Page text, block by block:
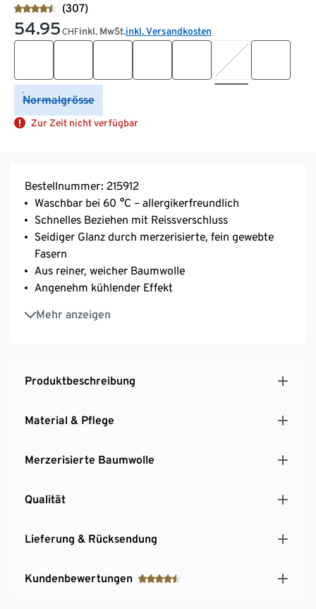
(307)
54.95 CHFinkl. MwSt.inkl. Versandkosten
Normalgrösse
Zur Zeit nicht verfügbar
Bestellnummer: 215912
Waschbar bei 60 °C – allergikerfreundlich
Schnelles Beziehen mit Reissverschluss
Seidiger Glanz durch merzerisierte, fein gewebte
Fasern
Aus reiner, weicher Baumwolle
Angenehm kühlender Effekt
Mehr anzeigen
Temperaturausgleichend und saugfähig
Unterstützt die Initiative Cotton made in Africa
Produktbeschreibung
Material & Pflege
Merzerisierte Baumwolle
Qualität
Lieferung & Rücksendung
Kundenbewertungen